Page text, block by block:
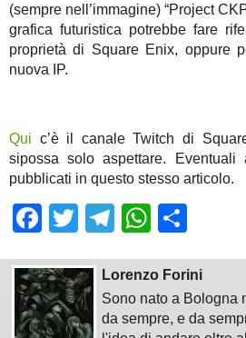
(sempre nell’immagine) “Project
grafica futuristica potrebbe fare
proprietà di Square Enix, oppure
nuova IP.
Qui c’è il canale Twitch di
sipossa solo aspettare. Eventuali
pubblicati in questo stesso articolo.
Facebook
TwitterTelegram
Lorenzo Forini
Sono nato a Bologna
da sempre, e da